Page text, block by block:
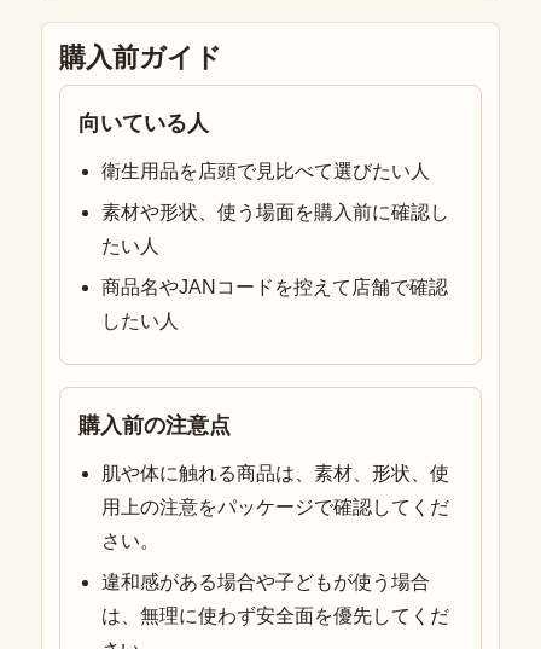
購入前ガイド
向いている人
衛生用品を店頭で見比べて選びたい人
素材や形状、使う場面を購入前に確認し
たい人
商品名やJANコードを控えて店舗で確認
したい人
購入前の注意点
肌や体に触れる商品は、素材、形状、使
用上の注意をパッケージで確認してくだ
さい。
違和感がある場合や子どもが使う場合
は、無理に使わず安全面を優先してくだ